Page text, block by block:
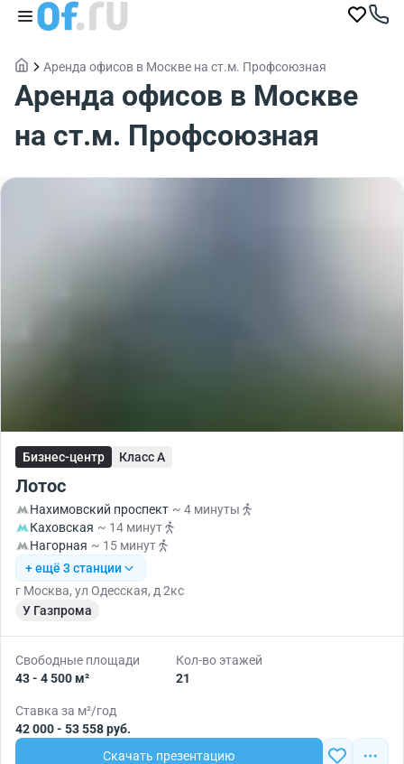
Аренда офисов в Москве на ст.м. Профсоюзная
Аренда офисов в Москве
на ст.м. Профсоюзная
Бизнес-центр Класс A
Лотос
Нахимовский проспект ~ 4 минуты
Каховская ~ 14 минут
Нагорная ~ 15 минут
+ ещё 3 станции
г Москва, ул Одесская, д 2кс
У Газпрома
Свободные площади
43 - 4 500 м²
Кол-во этажей
21
Ставка за м²/год
42 000 - 53 558 руб.
Скачать презентацию